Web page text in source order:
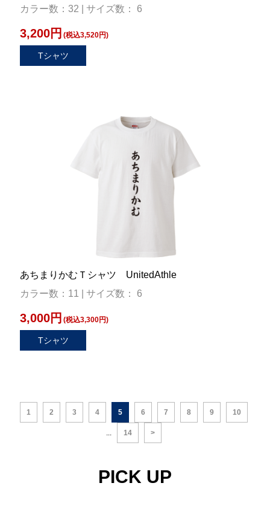
カラー数：32 | サイズ数： 6
3,200円 (税込3,520円)
Tシャツ
あちまりかむＴシャツ UnitedAthle
カラー数：11 | サイズ数： 6
3,000円 (税込3,300円)
Tシャツ
1 2 3 4 5 6 7 8 9 10
... 14 >
PICK UP